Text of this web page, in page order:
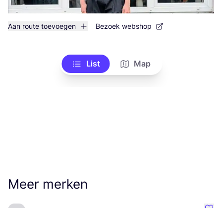
Aan route toevoegen Bezoek webshop
List Map
Meer merken